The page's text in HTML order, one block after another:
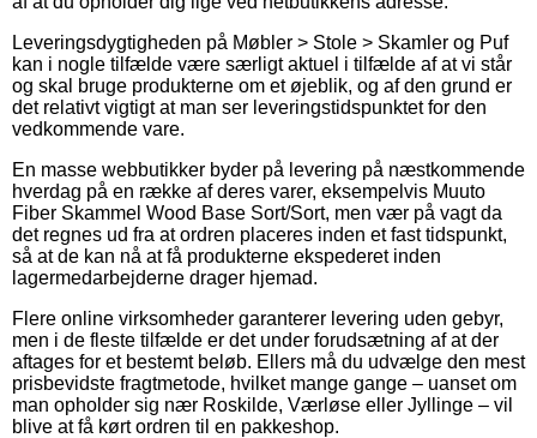
Leveringsdygtigheden på Møbler > Stole > Skamler og Puf
kan i nogle tilfælde være særligt aktuel i tilfælde af at vi står
og skal bruge produkterne om et øjeblik, og af den grund er
det relativt vigtigt at man ser leveringstidspunktet for den
vedkommende vare.
En masse webbutikker byder på levering på næstkommende
hverdag på en række af deres varer, eksempelvis Muuto
Fiber Skammel Wood Base Sort/Sort, men vær på vagt da
det regnes ud fra at ordren placeres inden et fast tidspunkt,
så at de kan nå at få produkterne ekspederet inden
lagermedarbejderne drager hjemad.
Flere online virksomheder garanterer levering uden gebyr,
men i de fleste tilfælde er det under forudsætning af at der
aftages for et bestemt beløb. Ellers må du udvælge den mest
prisbevidste fragtmetode, hvilket mange gange – uanset om
man opholder sig nær Roskilde, Værløse eller Jyllinge – vil
blive at få kørt ordren til en pakkeshop.